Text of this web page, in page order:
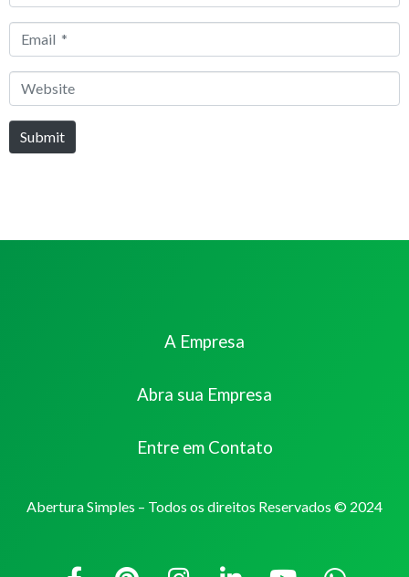
Email
Website
Submit
A Empresa
Abra sua Empresa
Entre em Contato
Abertura Simples – Todos os direitos Reservados © 2024